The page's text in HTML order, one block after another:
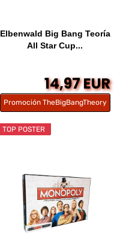
Elbenwald Big Bang Teoría
All Star Cup...
14,97 EUR
Promoción TheBigBangTheory
TOP POSTER